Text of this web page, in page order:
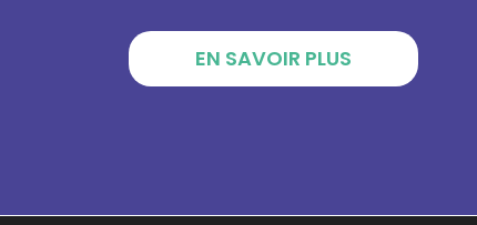
EN SAVOIR PLUS